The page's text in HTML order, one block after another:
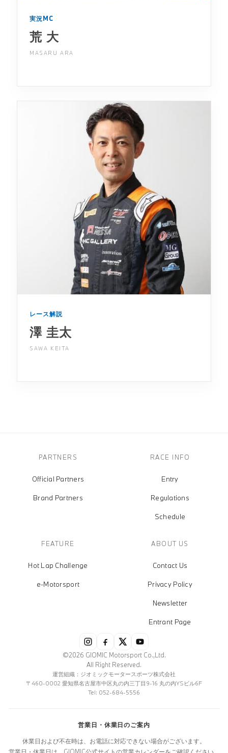
実況MC
荒 大
MASARU ARA
レース解説
澤 圭太
SAWA KEITA
PARTNERS
Official Partners
Brand Partners
RACE INFO
Entry
Regulations
Schedule
FEATURE
Hot Lap Challenge
e-Motorsport
ABOUT US
Contact Us
Privacy Policy
Newsletter
Entrant Page
©2026 GIOMIC Motorsport Co.,Ltd.
All Right Reserved.
運営組織：ジオミックモータースポーツ株式会社
〒460-0002 愛知県名古屋市中区丸の内三丁目9-16 丸の内YSビル6F
Tel: 052-684-5556
営業日・休業日のご案内
休業日および不在時は、お電話に対応できない場合がございます。